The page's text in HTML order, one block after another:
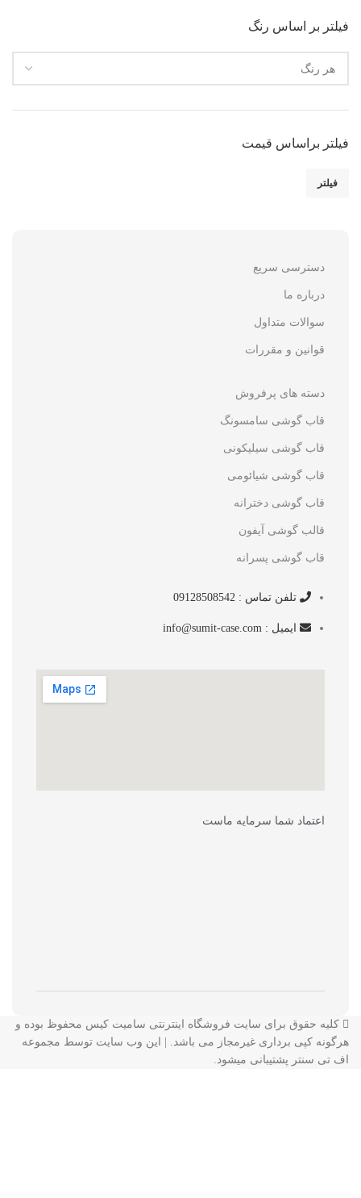
فیلتر بر اساس رنگ
فیلتر براساس قیمت
فیلتر
دسترسی سریع
درباره ما
سوالات متداول
قوانین و مقررات
دسته های پرفروش
قاب گوشی سامسونگ
قاب گوشی سیلیکونی
قاب گوشی شیائومی
قاب گوشی دخترانه
قالب گوشی آیفون
قاب گوشی پسرانه
تلفن تماس : 09128508542
ایمیل : info@sumit-case.com
اعتماد شما سرمایه ماست
کلیه حقوق برای سایت فروشگاه اینترنتی سامیت کیس محفوظ بوده و
هرگونه کپی برداری غیرمجاز می باشد. | این وب سایت توسط مجموعه
اف تی سنتر پشتیبانی میشود.